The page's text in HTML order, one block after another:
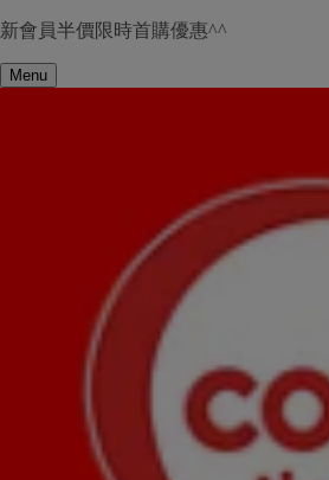
新會員半價限時首購優惠^^
Menu